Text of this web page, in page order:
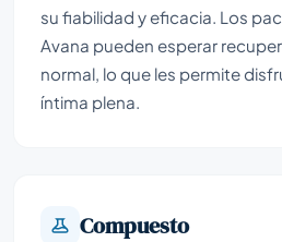
su fiabilidad y eficacia. Los
Avana pueden esperar
normal, lo que les permite
íntima plena.
Compuesto